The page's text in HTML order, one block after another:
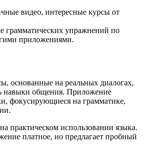
видео, интересные курсы от
грамматических упражнений по
приложениями.
основанные на реальных диалогах,
навыки общения. Приложение
фокусирующиеся на грамматике,
практическом использовании языка.
платное, но предлагает пробный